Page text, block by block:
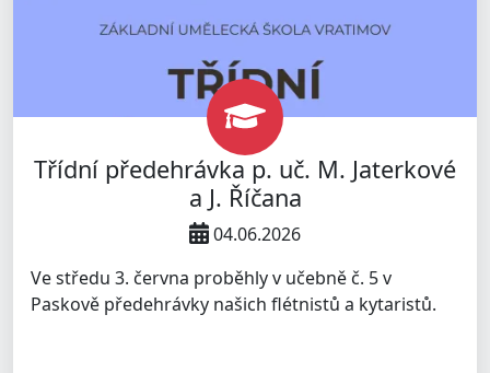
Třídní předehrávka p. uč. M. Jaterkové
a J. Říčana
04.06.2026
Ve středu 3. června proběhly v učebně č. 5 v
Paskově předehrávky našich flétnistů a kytaristů.